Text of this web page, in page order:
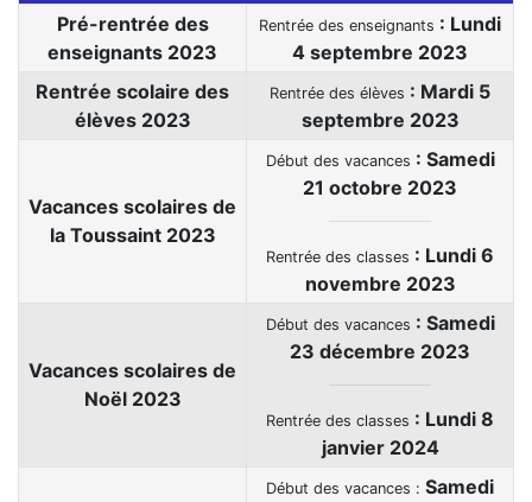
Pré-rentrée des
enseignants 2023
Rentrée des enseignants : Lundi
4 septembre 2023
Rentrée scolaire des
élèves 2023
Rentrée des élèves : Mardi 5
septembre 2023
Vacances scolaires de
la Toussaint 2023
Début des vacances : Samedi
21 octobre 2023
Rentrée des classes : Lundi 6
novembre 2023
Vacances scolaires de
Noël 2023
Début des vacances : Samedi
23 décembre 2023
Rentrée des classes : Lundi 8
janvier 2024
Début des vacances : Samedi